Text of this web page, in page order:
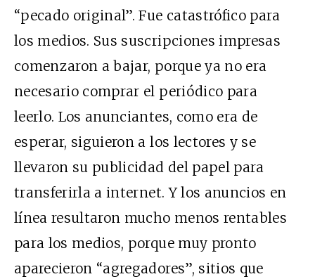
“pecado original”. Fue catastrófico para
los medios. Sus suscripciones impresas
comenzaron a bajar, porque ya no era
necesario comprar el periódico para
leerlo. Los anunciantes, como era de
esperar, siguieron a los lectores y se
llevaron su publicidad del papel para
transferirla a internet. Y los anuncios en
línea resultaron mucho menos rentables
para los medios, porque muy pronto
aparecieron “agregadores”, sitios que